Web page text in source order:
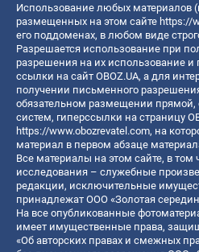
Использование любых материалов
размещенных на этом сайте https://
его поддоменах, в любом виде
Разрешается использование при
разрешения на их использование и
ссылки на сайт OBOZ.UA, а для
получении письменного
обязательном размещении прямой,
систем, гиперссылки на страницу
https://www.obozrevatel.com, на
материал в первом абзаце
Все материалы на этом сайте, в том
исследования – служебные
редакции, исключительные
принадлежат ООО «Золотая
На все опубликованные
имеет имущественные права,
«Об авторских правах и смежных